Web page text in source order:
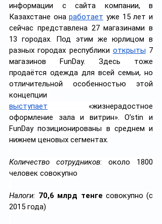
информации с сайта компании, в
Казахстане она работает уже 15 лет и
сейчас представлена 27 магазинами в
13 городах. Под этим же юрлицом в
разных городах республики открыты 7
магазинов FunDay. Здесь тоже
продаётся одежда для всей семьи, но
отличительной особенностью этой
выступает «жизнерадостное
оформление зала и витрин». O’stin и
FunDay позиционированы в среднем и
нижнем ценовых сегментах.
Количество сотрудников: около 1800
человек совокупно
Налоги: 70,6 млрд тенге совокупно (с
2015 года)